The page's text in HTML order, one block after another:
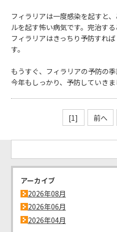
フィラリアは一度感染を起すと
ルを起す怖い病気です。完治す
フィラリアはきっちり予防すれ
す。
もうすぐ、フィラリアの予防の季
今年もしっかり、予防していきま
[1] 前へ
アーカイブ
2026年08月
2026年06月
2026年04月